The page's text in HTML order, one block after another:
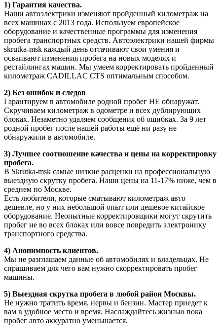
1) Гарантия качества.
Наши автоэлектрики изменяют пройденный километраж на
всех машинах с 2013 года. Используем европейское
оборудование и качественные программы для изменения
пробега транспортных средств. Автоэлектрики нашей фирмы
skrutka-msk каждый день оттачивают свои умения и
осваивают изменения пробега на новых моделях и
рестайлингах машин. Мы умеем корректировать пройденный
километраж CADILLAC CTS оптимальным способом.
2) Без ошибок и следов
Гарантируем в автомобиле родной пробег НЕ обнаружат.
Скручиваем километраж в одометре и всех дублирующих
блоках. Незаметно удаляем сообщения об ошибках. За 9 лет
родной пробег после нашей работы ещё ни разу не
обнаружили в автомобиле.
3) Лучшее соотношение качества и цены на корректировку
пробега.
В Skrutka-msk самые низкие расценки на профессиональную
выездную скрутку пробега. Наши цены на 11-17% ниже, чем в
среднем по Москве.
Есть любители, которые сматывают километраж авто
дешевле, но у них небольшой опыт или дешевое китайское
оборудование. Неопытные корректировщики могут скрутить
пробег не во всех блоках или вовсе повредить электронику
транспортного средства.
4) Анонимность клиентов.
Мы не разглашаем данные об автомобилях и владельцах. Не
спрашиваем для чего вам нужно скорректировать пробег
машины.
5) Выездная скрутка пробега в любой район Москвы.
Не нужно тратить время, нервы и бензин. Мастер приедет к
вам в удобное место и время. Наслаждайтесь жизнью пока
пробег авто аккуратно уменьшается.